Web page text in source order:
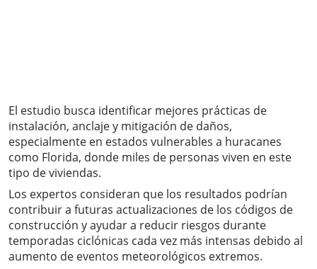
El estudio busca identificar mejores prácticas de
instalación, anclaje y mitigación de daños,
especialmente en estados vulnerables a huracanes
como Florida, donde miles de personas viven en este
tipo de viviendas.
Los expertos consideran que los resultados podrían
contribuir a futuras actualizaciones de los códigos de
construcción y ayudar a reducir riesgos durante
temporadas ciclónicas cada vez más intensas debido al
aumento de eventos meteorológicos extremos.